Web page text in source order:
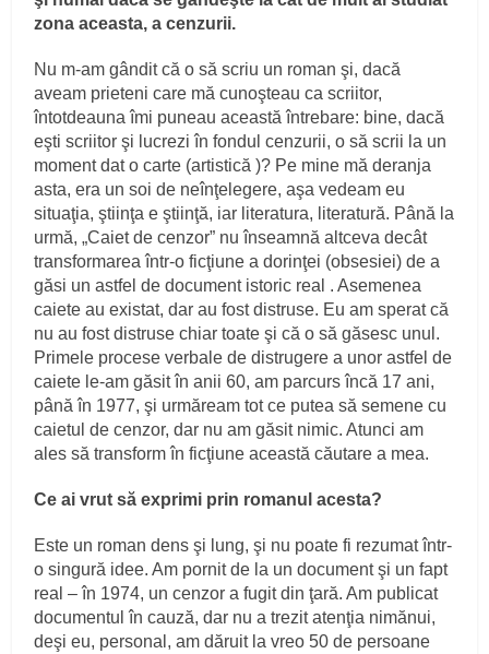
zona aceasta, a cenzurii.
Nu m-am gândit că o să scriu un roman şi, dacă
aveam prieteni care mă cunoşteau ca scriitor,
întotdeauna îmi puneau această întrebare: bine, dacă
eşti scriitor şi lucrezi în fondul cenzurii, o să scrii la un
moment dat o carte (artistică )? Pe mine mă deranja
asta, era un soi de neînţelegere, aşa vedeam eu
situaţia, ştiinţa e ştiinţă, iar literatura, literatură. Până la
urmă, „Caiet de cenzor” nu înseamnă altceva decât
transformarea într-o ficţiune a dorinţei (obsesiei) de a
găsi un astfel de document istoric real . Asemenea
caiete au existat, dar au fost distruse. Eu am sperat că
nu au fost distruse chiar toate şi că o să găsesc unul.
Primele procese verbale de distrugere a unor astfel de
caiete le-am găsit în anii 60, am parcurs încă 17 ani,
până în 1977, şi urmăream tot ce putea să semene cu
caietul de cenzor, dar nu am găsit nimic. Atunci am
ales să transform în ficţiune această căutare a mea.
Ce ai vrut să exprimi prin romanul acesta?
Este un roman dens şi lung, şi nu poate fi rezumat într-
o singură idee. Am pornit de la un document şi un fapt
real – în 1974, un cenzor a fugit din ţară. Am publicat
documentul în cauză, dar nu a trezit atenţia nimănui,
deşi eu, personal, am dăruit la vreo 50 de persoane